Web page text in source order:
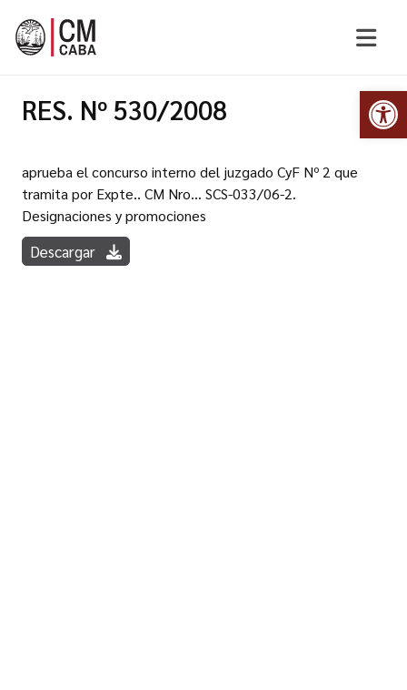
RES. Nº 530/2008
aprueba el concurso interno del juzgado CyF Nº 2 que
tramita por Expte.. CM Nro... SCS-033/06-2.
Designaciones y promociones
Descargar